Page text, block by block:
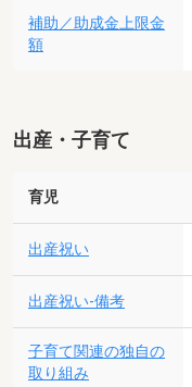
補助／助成金上限金
額
出産・子育て
育児
出産祝い
出産祝い-備考
子育て関連の独自の
取り組み